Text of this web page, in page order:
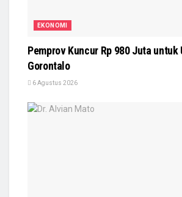
EKONOMI
Pemprov Kuncur Rp 980 Juta untuk
Gorontalo
6 Agustus 2026